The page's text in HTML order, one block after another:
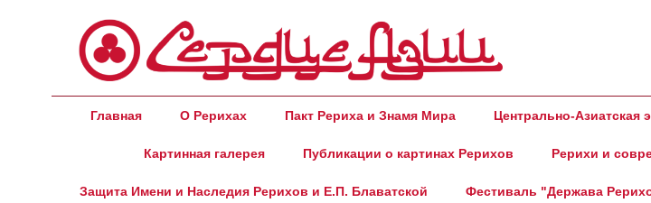
Главная О Рерихах Пакт Рериха и Знамя Мира Центрально-Азиатская
Картинная галерея Публикации о картинах Рерихов Рерихи и
Защита Имени и Наследия Рерихов и Е.П. Блаватской Фестиваль "Держава